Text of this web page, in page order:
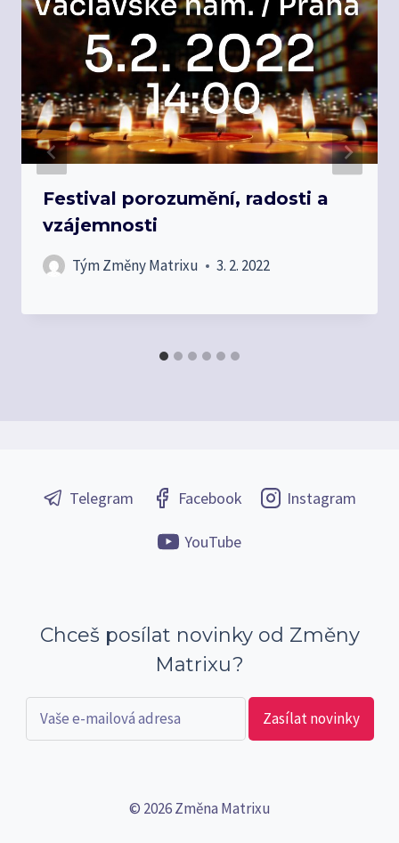
Festival porozumění, radosti a
vzájemnosti
Tým Změny Matrixu 3. 2. 2022
Telegram Facebook Instagram
YouTube
Chceš posílat novinky od Změny
Matrixu?
© 2026 Změna Matrixu